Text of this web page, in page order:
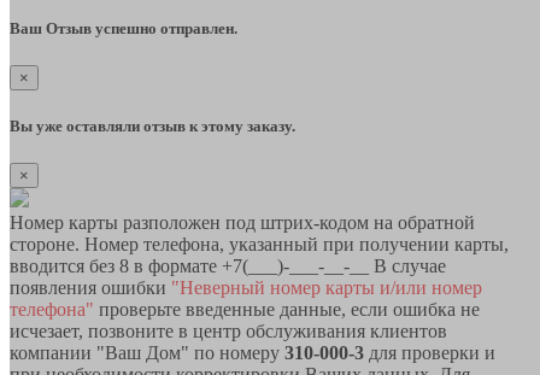
Ваш Отзыв успешно отправлен.
×
Вы уже оставляли отзыв к этому заказу.
×
Номер карты разположен под штрих-кодом на обратной
стороне. Номер телефона, указанный при получении карты,
вводится без 8 в формате +7(___)-___-__-__ В случае
появления ошибки "Неверный номер карты и/или номер
телефона" проверьте введенные данные, если ошибка не
исчезает, позвоните в центр обслуживания клиентов
компании "Ваш Дом" по номеру 310-000-3 для проверки и